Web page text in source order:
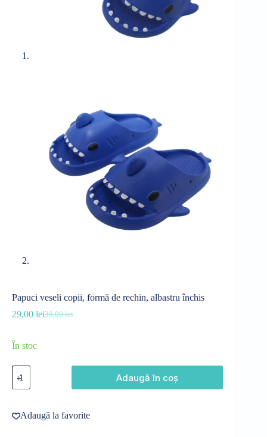
Papuci veseli copii, formă de rechin, albastru închis
38,00lei
Prețul
29,00 leiPrețul
În stoc
Cantitate
Papuci
veseli
formă
de
Adaugă în coș
Adaugă la favorite